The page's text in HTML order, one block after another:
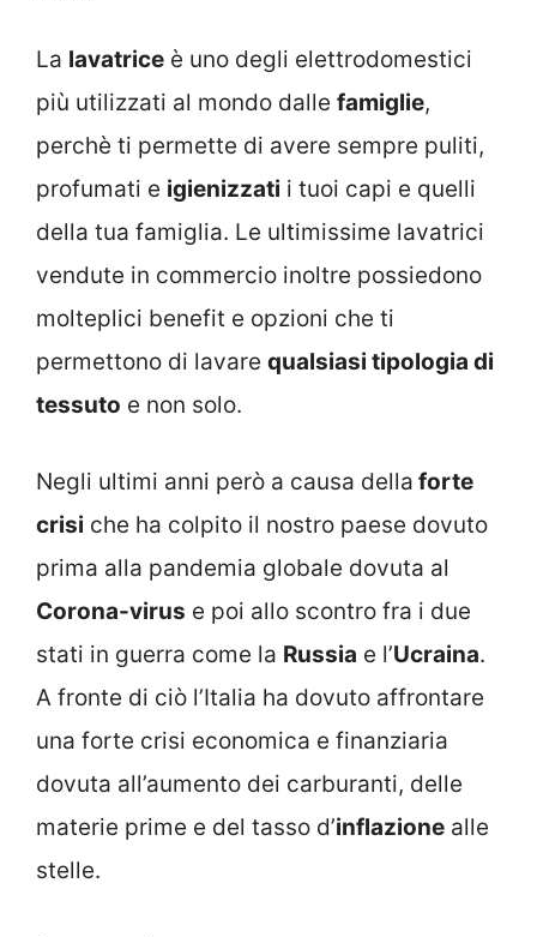
La lavatrice è uno degli elettrodomestici
più utilizzati al mondo dalle famiglie,
perchè ti permette di avere sempre puliti,
profumati e igienizzati i tuoi capi e quelli
della tua famiglia. Le ultimissime lavatrici
vendute in commercio inoltre possiedono
molteplici benefit e opzioni che ti
permettono di lavare qualsiasi tipologia di
tessuto e non solo.
Negli ultimi anni però a causa della forte
crisi che ha colpito il nostro paese dovuto
prima alla pandemia globale dovuta al
Corona-virus e poi allo scontro fra i due
stati in guerra come la Russia e l’Ucraina.
A fronte di ciò l’Italia ha dovuto affrontare
una forte crisi economica e finanziaria
dovuta all’aumento dei carburanti, delle
materie prime e del tasso d’inflazione alle
stelle.